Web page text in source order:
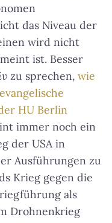
das Niveau der
wird nicht
ist. Besser
zu sprechen, wie
HU Berlin
immer noch ein
der USA in
Ausführungen zu
Krieg gegen die
als
Drohnenkrieg